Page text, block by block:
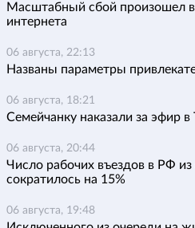
Масштабный сбой произошел в
интернета
06 августа, 22:13
Названы параметры
06 августа, 18:21
Семейчанку наказали за эфир в
06 августа, 20:44
Число рабочих въездов в РФ
сократилось на 15%
06 августа, 19:48